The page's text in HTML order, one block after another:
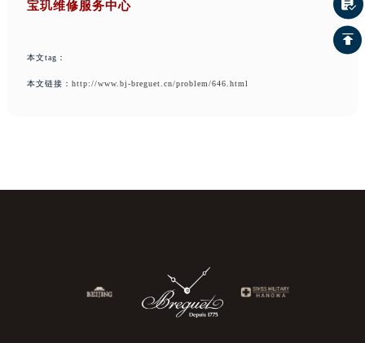
宝玑维修服务中心
本文tag：
本文链接： http://www.bj-breguet.cn/problem/646.html